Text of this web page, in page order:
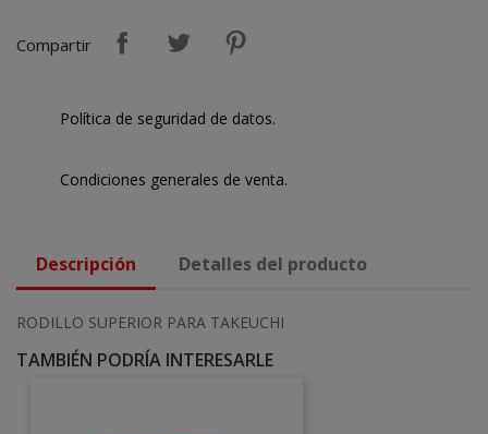
Compartir
Política de seguridad de datos.
Condiciones generales de venta.
Descripción Detalles del producto
RODILLO SUPERIOR PARA TAKEUCHI
TAMBIÉN PODRÍA INTERESARLE